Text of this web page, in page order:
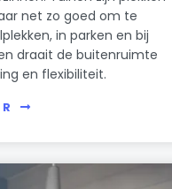
net zo goed om te
in parken en bij
draait de buitenruimte
en flexibiliteit.